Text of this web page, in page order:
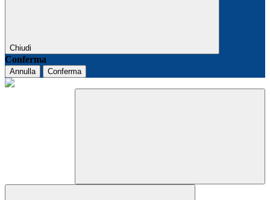
Chiudi
Conferma
Annulla Conferma